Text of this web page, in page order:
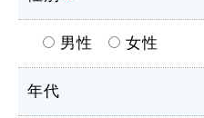
男性 女性
年代